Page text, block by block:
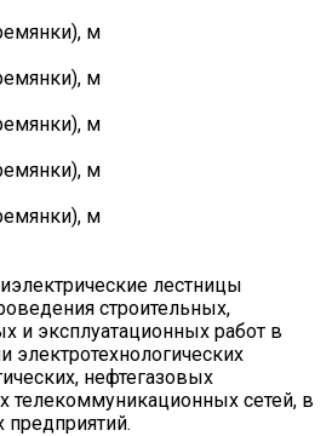
м
м
м
м
м
лестницы
строительных,
и эксплуатационных работ в
электротехнологических
нефтегазовых
телекоммуникационных сетей, в